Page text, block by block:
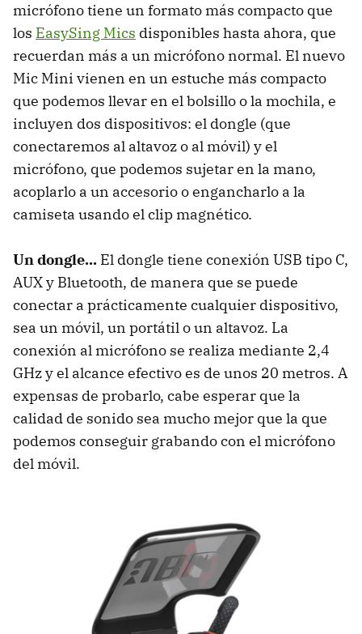
micrófono tiene un formato más compacto que
los EasySing Mics disponibles hasta ahora, que
recuerdan más a un micrófono normal. El nuevo
Mic Mini vienen en un estuche más compacto
que podemos llevar en el bolsillo o la mochila, e
incluyen dos dispositivos: el dongle (que
conectaremos al altavoz o al móvil) y el
micrófono, que podemos sujetar en la mano,
acoplarlo a un accesorio o engancharlo a la
camiseta usando el clip magnético.
Un dongle... El dongle tiene conexión USB tipo C,
AUX y Bluetooth, de manera que se puede
conectar a prácticamente cualquier dispositivo,
sea un móvil, un portátil o un altavoz. La
conexión al micrófono se realiza mediante 2,4
GHz y el alcance efectivo es de unos 20 metros. A
expensas de probarlo, cabe esperar que la
calidad de sonido sea mucho mejor que la que
podemos conseguir grabando con el micrófono
del móvil.